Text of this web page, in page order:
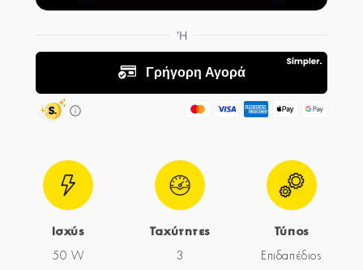
Ισχύς
50 W
Ταχύτητες
3
Τύπος
Επιδαπέδιος